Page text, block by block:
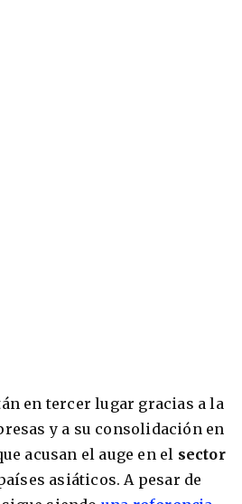
en tercer lugar gracias a la
y a su consolidación en
acusan el auge en el sector
asiáticos. A pesar de